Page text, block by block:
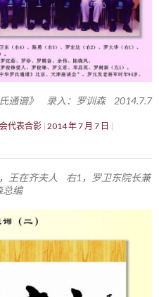
通谱》 录入：罗训森 2014.7.7
代表合影 2014 年 7 月 7 日
王在齐夫人 右1，罗卫东院长兼
总编